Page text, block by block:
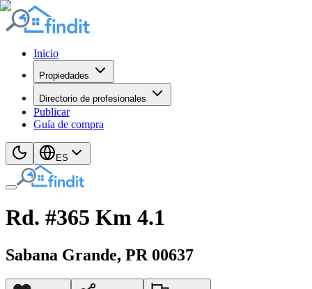
Inicio
Propiedades
Directorio de profesionales
Publicar
Guía de compra
ES
Rd. #365 Km 4.1
Sabana Grande, PR 00637